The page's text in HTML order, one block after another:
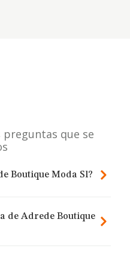
preguntas que se
Boutique Moda Sl?
de Adrede Boutique